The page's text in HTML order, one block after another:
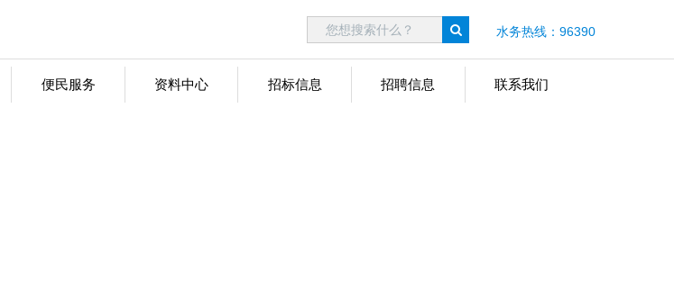
水务热线：96390
便民服务 资料中心 招标信息 招聘信息 联系我们